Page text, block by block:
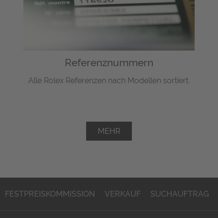
Referenznummern
Alle Rolex Referenzen nach Modellen sortiert.
MEHR
FESTPREISKOMMISSION VERKAUF SUCHAUFTRAG